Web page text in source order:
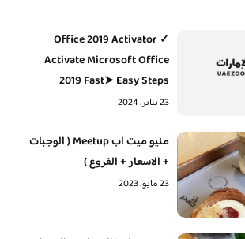
Office 2019 Activator ✓
Activate Microsoft Office
2019 Fast➤ Easy Steps
23 يناير، 2024
منيو ميت اب Meetup ( الوجبات
+ الاسعار + الفروع )
23 مايو، 2023